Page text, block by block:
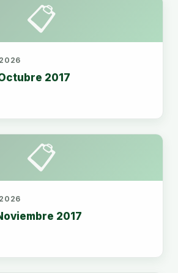
📋
2017
📋
2017